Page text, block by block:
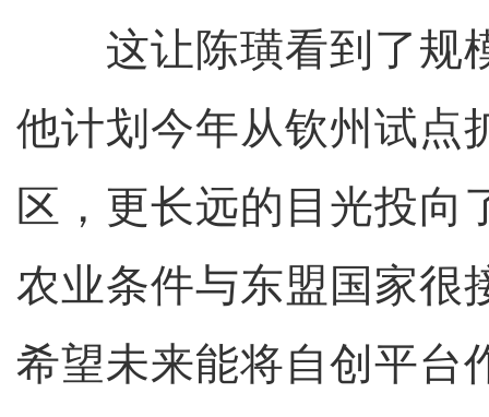
这让陈璜看到了规
他计划今年从钦州试点
区，更长远的目光投向
农业条件与东盟国家很
希望未来能将自创平台